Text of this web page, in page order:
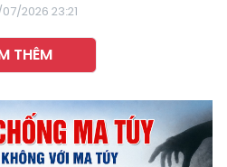
07/2026 23:21
THÊM